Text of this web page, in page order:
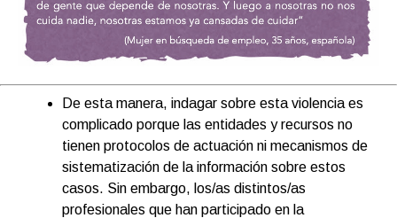
De esta manera, indagar sobre esta violencia es
complicado porque las entidades y recursos no
tienen protocolos de actuación ni mecanismos de
sistematización de la información sobre estos
casos. Sin embargo, los/as distintos/as
profesionales que han participado en la